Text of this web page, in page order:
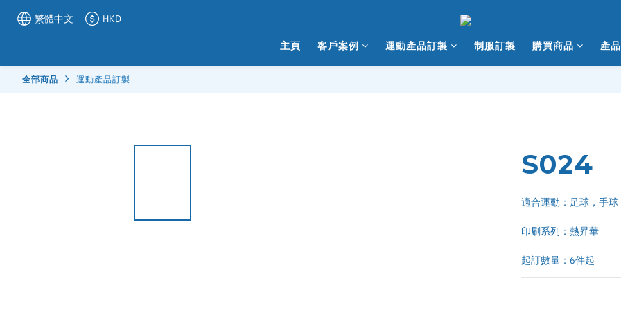
繁體中文 HKD
主頁 客戶案例 運動產品訂製 制服訂製 購買商品 產
全部商品 運動產品訂製
S024
適合運動：足球，手球
印刷系列：熱昇華
起訂數量：6件起